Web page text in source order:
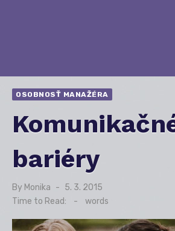
OSOBNOSŤ MANAŽÉRA
bariéry
By Monika
Posted
on
5. 3. 2015
Time to Read:
- words